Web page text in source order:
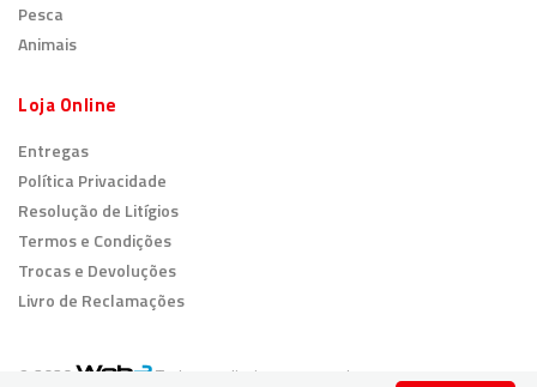
Pesca
Animais
Loja Online
Entregas
Política Privacidade
Resolução de Litígios
Termos e Condições
Trocas e Devoluções
Livro de Reclamações
© 2026 Todos os direitos reservados.